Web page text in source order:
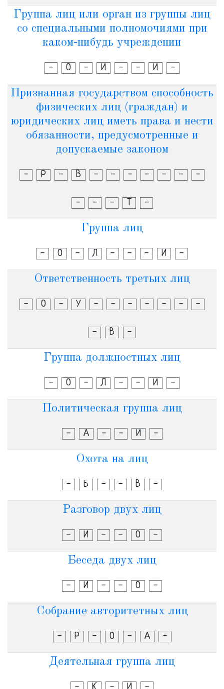
Группа лиц или орган из группы лиц
со специальными полномочиями при
каком-нибудь учреждении
- О - И - - И -
Признанная государством способность
физических лиц (граждан) и
юридических лиц иметь права и нести
обязанности, предусмотренные и
допускаемые законом
- Р - В - - - - - - -
- - - Т -
Группа лиц
- О - Л - - - И -
Ответственность третьих лиц
- О - У - - - - - - -
- В -
Группа должностных лиц
- О - Л - - И -
Политическая группа лиц
- А - - И -
Охота на лиц
- Б - - В -
Разговор двух лиц
- И - - О -
Беседа двух лиц
- И - - О -
Собрание авторитетных лиц
- Р - О - А -
Деятельная группа лиц